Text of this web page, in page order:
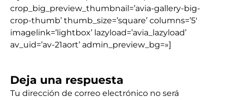
crop_big_preview_thumbnail=’avia-gallery-big-
crop-thumb’ thumb_size=’square’ columns=’5′
imagelink=’lightbox’ lazyload=’avia_lazyload’
av_uid=’av-21aort’ admin_preview_bg=»]
Deja una respuesta
Tu dirección de correo electrónico no será